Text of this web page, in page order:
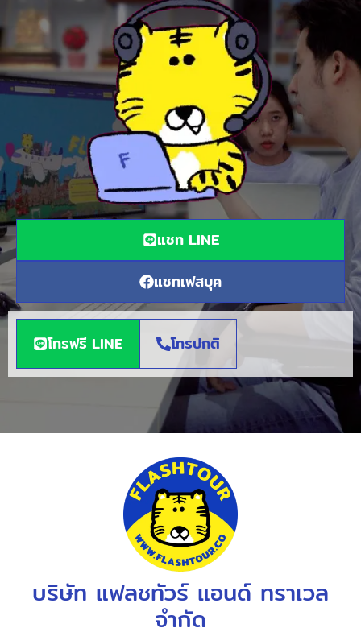
แชท LINE
แชทเฟสบุค
โทรฟรี LINE โทรปกติ
บริษัท แฟลชทัวร์ แอนด์ ทราเวล
จำกัด